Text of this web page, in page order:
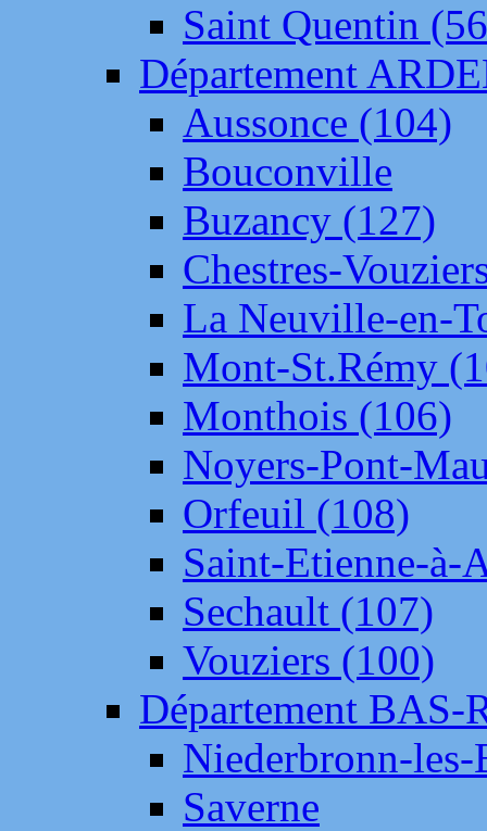
Saint Quentin
Département
Aussonce (104)
Bouconville
Buzancy (127)
Chestres-
La Neuville-en-
Mont-St.Rémy
Monthois (106)
Noyers-Pont-
Orfeuil (108)
Saint-Etienne-à-
Sechault (107)
Vouziers (100)
Département BAS-
Niederbronn-
Saverne